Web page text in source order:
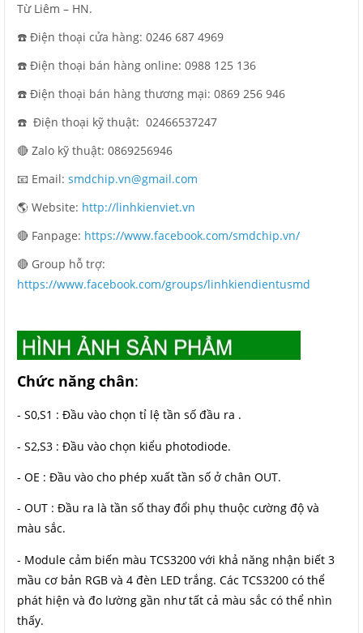
Từ Liêm – HN.
☎️ Điện thoại cửa hàng: 0246 687 4969
☎️ Điện thoại bán hàng online: 0988 125 136
☎️ Điện thoại bán hàng thương mại: 0869 256 946
☎️ Điện thoại kỹ thuật: 02466537247
🔴 Zalo kỹ thuật: 0869256946
📧 Email: smdchip.vn@gmail.com
🌎 Website: http://linhkienviet.vn
🔴 Fanpage: https://www.facebook.com/smdchip.vn/
🔴 Group hỗ trợ:
https://www.facebook.com/groups/linhkiendientusmd
Chức năng chân:
- S0,S1 : Đầu vào chọn tỉ lệ tần số đầu ra .
- S2,S3 : Đầu vào chọn kiểu photodiode.
- OE : Đầu vào cho phép xuất tần số ở chân OUT.
- OUT : Đầu ra là tần số thay đổi phụ thuộc cường độ và
màu sắc.
- Module cảm biến màu TCS3200 với khả năng nhận biết 3
mầu cơ bản RGB và 4 đèn LED trắng. Các TCS3200 có thể
phát hiện và đo lường gần như tất cả màu sắc có thể nhìn
thấy.